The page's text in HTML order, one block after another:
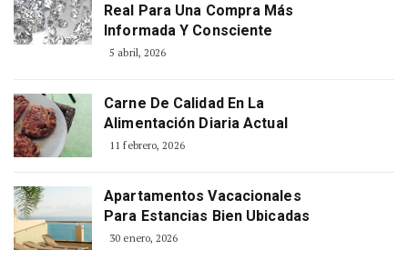
Real Para Una Compra Más
Informada Y Consciente
5 abril, 2026
Carne De Calidad En La
Alimentación Diaria Actual
11 febrero, 2026
Apartamentos Vacacionales
Para Estancias Bien Ubicadas
30 enero, 2026